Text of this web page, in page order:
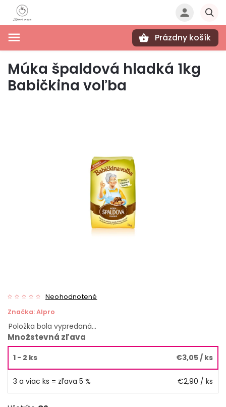
Prázdny košík
Múka špaldová hladká 1kg
Babičkina voľba
Neohodnotené
Značka:Alpro
Položka bola vypredaná…
Množstevná zľava
1 - 2 ks €3,05/ ks
3 a viac ks = zľava 5 % €2,90 / ks